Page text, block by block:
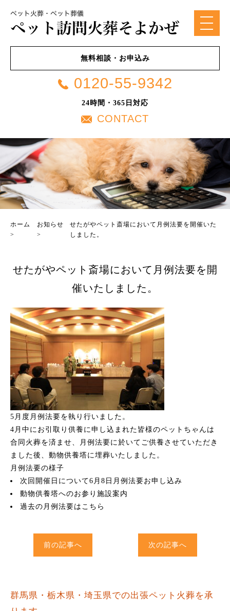
無料相談・お申込み
0120-55-9342
24時間・365日対応
CONTACT
ホーム
>
お知らせ
>
せたがやペット斎場において月例法要を開催いた
しました。
せたがやペット斎場において月例法要を開
催いたしました。
5月度月例法要を執り行いました。
4月中にお引取り供養に申し込まれた皆様のペットちゃんは
合同火葬を済ませ、月例法要に於いてご供養させていただき
ました後、動物供養塔に埋葬いたしました。
月例法要の様子
次回開催日について6月8日月例法要お申し込み
動物供養塔へのお参り施設案内
過去の月例法要はこちら
前の記事へ 次の記事へ
群馬県・栃木県・埼玉県での出張ペット火葬を承